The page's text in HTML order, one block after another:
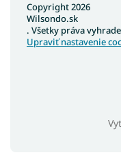
Copyright 2026
Wilsondo.sk
. Všetky práva
Upraviť nastavenie